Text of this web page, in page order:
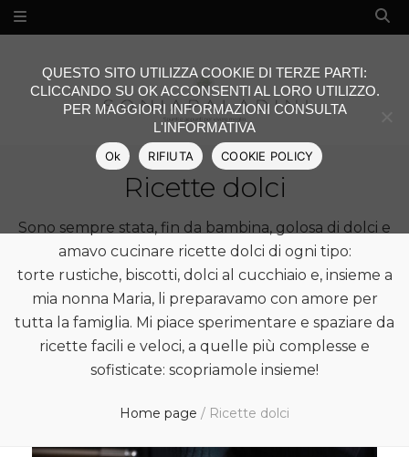
Ricette dolci
Sono sempre stata, fin da bambina, golosa di dolci e
amavo cucinare ricette dolci di ogni tipo:
torte rustiche, biscotti, dolci al cucchiaio e, insieme a
mia nonna Maria, li preparavamo con amore per
tutta la famiglia. Mi piace sperimentare e spaziare da
ricette facili e veloci, a quelle più complesse e
sofisticate: scopriamole insieme!
Home page / Ricette dolci
QUESTO SITO UTILIZZA COOKIE DI TERZE PARTI:
CLICCANDO SU OK ACCONSENTI AL LORO UTILIZZO.
PER MAGGIORI INFORMAZIONI CONSULTA
L'INFORMATIVA
Ok RIFIUTA COOKIE POLICY